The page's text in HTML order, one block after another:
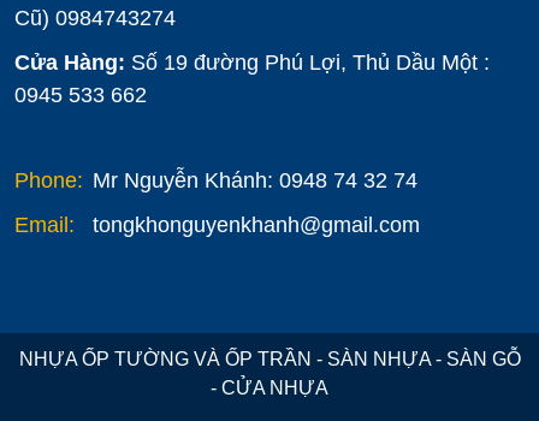
Cũ) 0984743274
Cửa Hàng: Số 19 đường Phú Lợi, Thủ Dầu Một :
0945 533 662
Phone: Mr Nguyễn Khánh: 0948 74 32 74
Email:
tongkhonguyenkhanh@gmail.com
NHỰA ỐP TƯỜNG VÀ ỐP TRẦN - SÀN NHỰA - SÀN GỖ
- CỬA NHỰA